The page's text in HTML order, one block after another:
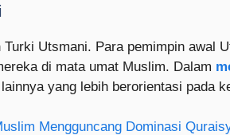
Utsmani. Para pemimpin
di mata umat Muslim. Dalam
yang lebih berorientasi pada
Mengguncang Dominasi